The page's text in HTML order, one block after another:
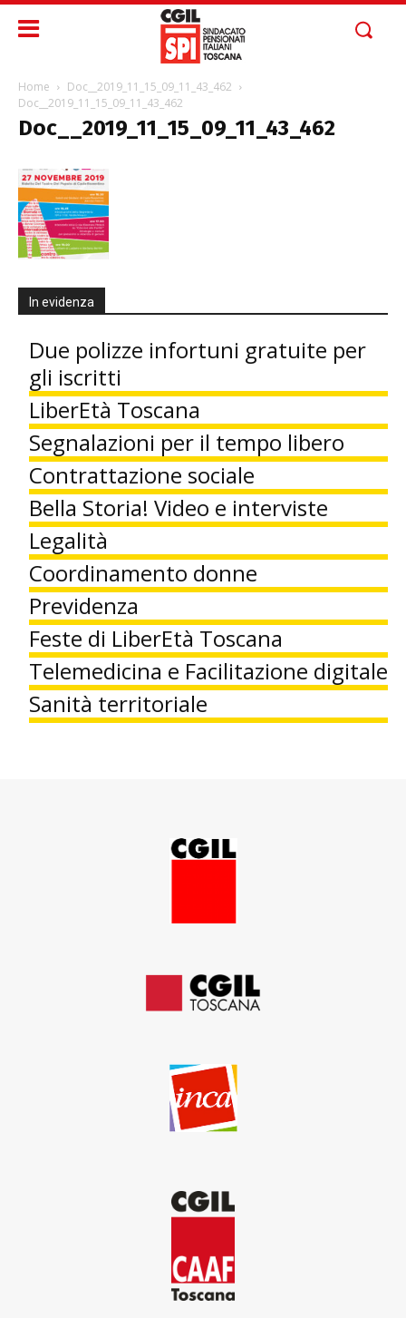
Home
Doc__2019_11_15_09_11_43_462
Doc__2019_11_15_09_11_43_462
Doc__2019_11_15_09_11_43_462
In evidenza
Due polizze infortuni gratuite per
gli iscritti
LiberEtà Toscana
Segnalazioni per il tempo libero
Contrattazione sociale
Bella Storia! Video e interviste
Legalità
Coordinamento donne
Previdenza
Feste di LiberEtà Toscana
Telemedicina e Facilitazione digitale
Sanità territoriale